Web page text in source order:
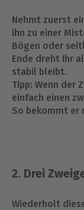
Nehmt zuerst
ihn zu einer
Bögen oder
Ende dreht Ihr
stabil bleibt.
Tipp: Wenn der
einfach einen
So bekommt er
2. Drei
Wiederholt